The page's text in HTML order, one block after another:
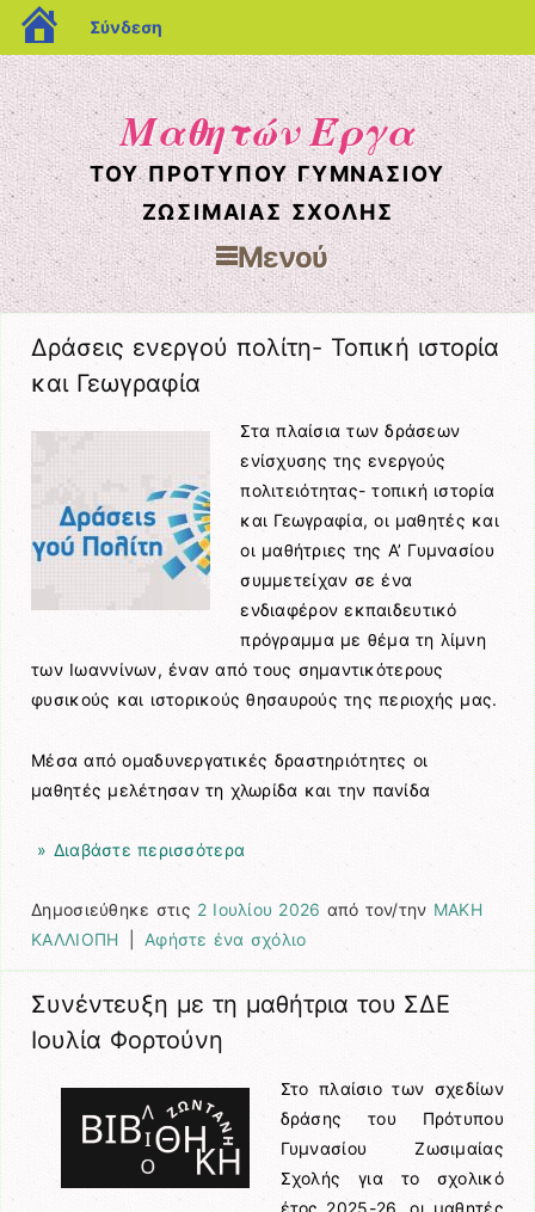
blogs.sch.gr
Σύνδεση
Μαθητών Έργα
ΤΟΥ ΠΡΌΤΥΠΟΥ ΓΥΜΝΑΣΊΟΥ
ΖΩΣΙΜΑΊΑΣ ΣΧΟΛΉΣ
Μενού
Μετάβαση στο περιεχόμενο
Δράσεις ενεργού πολίτη- Τοπική ιστορία
και Γεωγραφία
Στα πλαίσια των δράσεων
ενίσχυσης της ενεργούς
πολιτειότητας- τοπική ιστορία
και Γεωγραφία, οι μαθητές και
οι μαθήτριες της Α’ Γυμνασίου
συμμετείχαν σε ένα
ενδιαφέρον εκπαιδευτικό
πρόγραμμα με θέμα τη λίμνη
των Ιωαννίνων, έναν από τους σημαντικότερους
φυσικούς και ιστορικούς θησαυρούς της περιοχής μας.
Μέσα από ομαδυνεργατικές δραστηριότητες οι
μαθητές μελέτησαν τη χλωρίδα και την πανίδα
» Διαβάστε περισσότερα
Δημοσιεύθηκε στις 2 Ιουλίου 2026 από τον/την ΜΑΚΗ
ΚΑΛΛΙΟΠΗ
Αφήστε ένα σχόλιο
Συνέντευξη με τη μαθήτρια του ΣΔΕ
Ιουλία Φορτούνη
Στο πλαίσιο των σχεδίων
δράσης του Πρότυπου
Γυμνασίου Ζωσιμαίας
Σχολής για το σχολικό
έτος 2025-26, οι μαθητές